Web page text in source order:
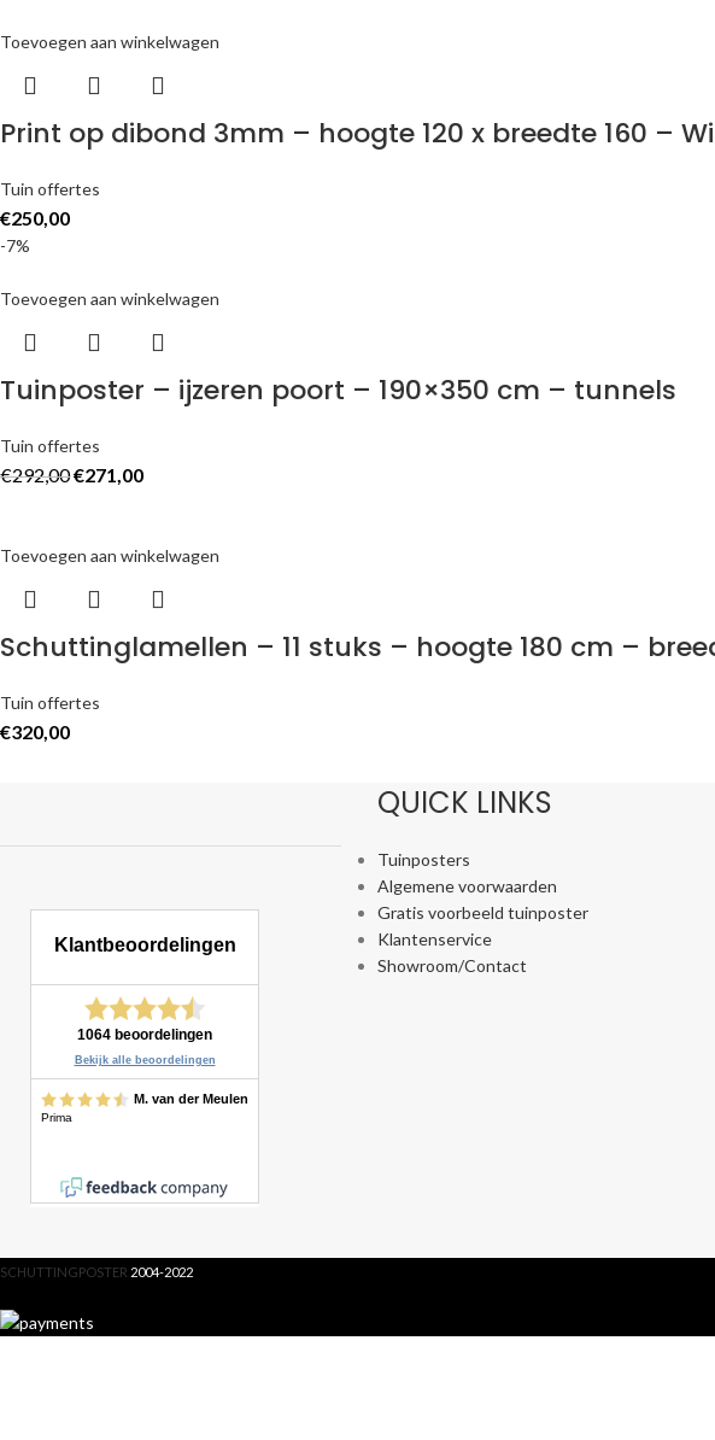
Toevoegen aan winkelwagen
Print op dibond 3mm – hoogte 120 x breedte 160 –
Tuin offertes
€250,00
-7%
Toevoegen aan winkelwagen
Tuinposter – ijzeren poort – 190×350 cm – tunnels
Tuin offertes
€292,00€271,00
Toevoegen aan winkelwagen
Schuttinglamellen – 11 stuks – hoogte 180 cm –
Tuin offertes
€320,00
QUICK LINKS
Tuinposters
Algemene voorwaarden
Gratis voorbeeld tuinposter
Klantenservice
Showroom/Contact
SCHUTTINGPOSTER 2004-2022